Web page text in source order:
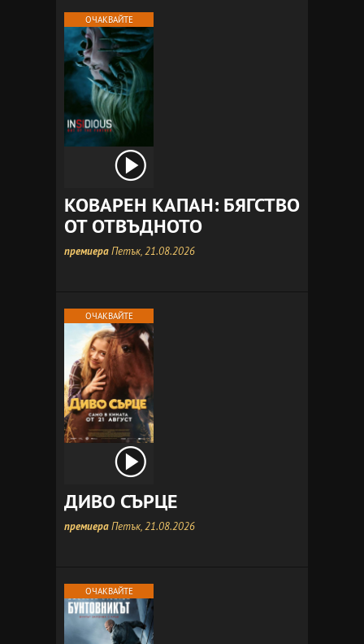
ОЧАКВАЙТЕ
КОВАРЕН КАПАН: БЯГСТВО
ОТ ОТВЪДНОТО
премиераПетък, 21.08.2026
ОЧАКВАЙТЕ
ДИВО СЪРЦЕ
премиераПетък, 21.08.2026
ОЧАКВАЙТЕ